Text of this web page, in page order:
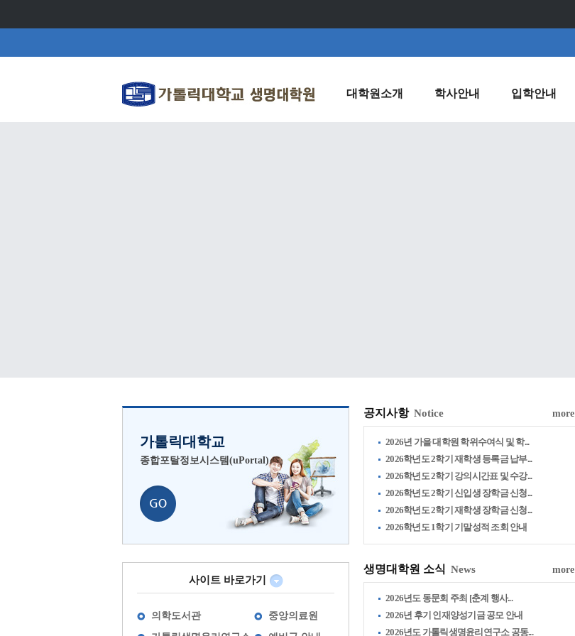
대학원소개 학사안내 입학안내
가톨릭대학교
종합포탈정보시스템(uPortal)
공지사항 Notice
2026년 가을 대학원 학위수여식 및 학...
2026학년도 2학기 재학생 등록금 납부...
2026학년도 2학기 강의시간표 및 수강...
2026학년도 2학기 신입생 장학금 신청...
2026학년도 2학기 재학생 장학금 신청...
2026학년도 1학기 기말성적 조회 안내
more
사이트 바로가기
의학도서관
중앙의료원
생명대학원 소식 News
2026년도 동문회 주최 [춘계 행사...
2026년 후기 인재양성기금 공모 안내
2026년도 가톨릭생명윤리연구소 공동...
more